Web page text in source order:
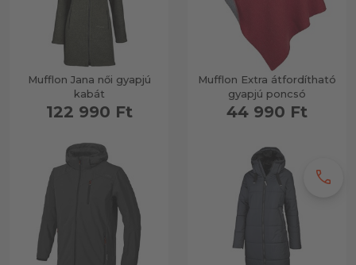
Mufflon Jana női gyapjú
kabát
122 990 Ft
Mufflon Extra átfordítható
gyapjú poncsó
44 990 Ft
call